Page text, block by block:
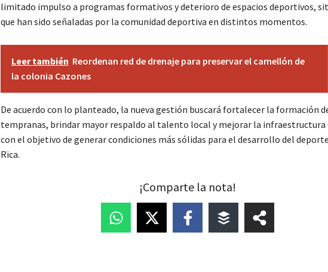
limitado impulso a programas formativos y deterioro de espacios deportivos,
que han sido señaladas por la comunidad deportiva en distintos momentos.
Leer también Reordenan red de drenaje para preservar el camellón de
la colonia Cazones
De acuerdo con lo planteado, la nueva gestión buscará fortalecer la formación
tempranas, brindar mayor respaldo al talento local y mejorar la infraestructura
con el objetivo de generar condiciones más sólidas para el desarrollo del
Rica.
¡Comparte la nota!